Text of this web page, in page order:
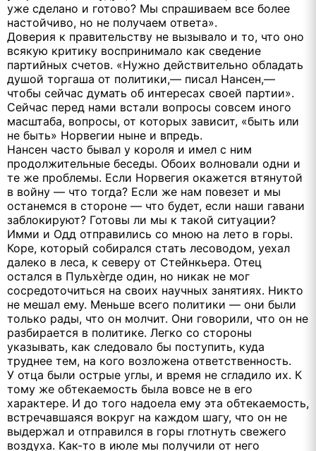
уже сделано и готово? Мы спрашиваем все более
настойчиво, но не получаем ответа».
Доверия к правительству не вызывало и то, что оно
всякую критику воспринимало как сведение
партийных счетов. «Нужно действительно обладать
душой торгаша от политики,— писал Нансен,—
чтобы сейчас думать об интересах своей партии».
Сейчас перед нами встали вопросы совсем иного
масштаба, вопросы, от которых зависит, «быть или
не быть» Норвегии ныне и впредь.
Нансен часто бывал у короля и имел с ним
продолжительные беседы. Обоих волновали одни и
те же проблемы. Если Норвегия окажется втянутой
в войну — что тогда? Если же нам повезет и мы
останемся в стороне — что будет, если наши гавани
заблокируют? Готовы ли мы к такой ситуации?
Имми и Одд отправились со мною на лето в горы.
Коре, который собирался стать лесоводом, уехал
далеко в леса, к северу от Стейнкьера. Отец
остался в Пульхѐгде один, но никак не мог
сосредоточиться на своих научных занятиях. Никто
не мешал ему. Меньше всего политики — они были
только рады, что он молчит. Они говорили, что он не
разбирается в политике. Легко со стороны
указывать, как следовало бы поступить, куда
труднее тем, на кого возложена ответственность.
У отца были острые углы, и время не сгладило их. К
тому же обтекаемость была вовсе не в его
характере. И до того надоела ему эта обтекаемость,
встречавшаяся вокруг на каждом шагу, что он не
выдержал и отправился в горы глотнуть свежего
воздуха. Как-то в июле мы получили от него